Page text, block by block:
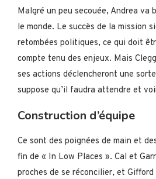
Malgré un peu secouée, Andrea va
le monde. Le succès de la mission
retombées politiques, ce qui doit
compte tenu des enjeux. Mais
ses actions déclencheront une
suppose qu’il faudra attendre et
Construction d’équipe
Ce sont des poignées de main et
fin de « In Low Places ». Cal et
proches de se réconcilier, et Gifford